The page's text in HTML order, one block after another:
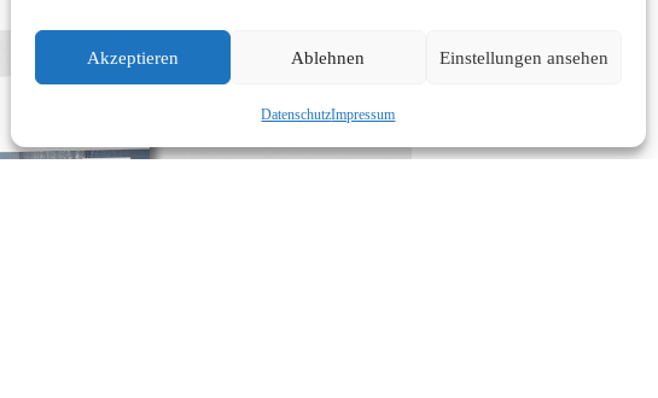
Akzeptieren Ablehnen Einstellungen ansehen
DatenschutzImpressum